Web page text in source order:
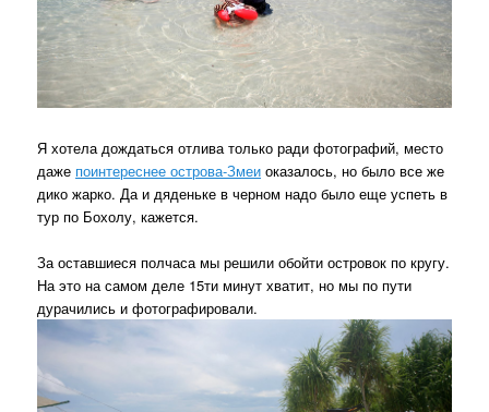
Я хотела дождаться отлива только ради фотографий, место
даже поинтереснее острова-Змеи оказалось, но было все же
дико жарко. Да и дяденьке в черном надо было еще успеть в
тур по Бохолу, кажется.
За оставшиеся полчаса мы решили обойти островок по кругу.
На это на самом деле 15ти минут хватит, но мы по пути
дурачились и фотографировали.